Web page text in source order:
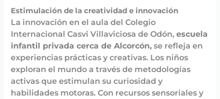
Estimulación de la creatividad e innovación
La innovación en el aula del Colegio
Internacional Casvi Villaviciosa de Odón,escuela
infantil privada cerca de Alcorcón, se refleja en
experiencias prácticas y creativas. Los niños
exploran el mundo a través de metodologías
activas que estimulan su curiosidad y
habilidades motoras. Con recursos sensoriales y